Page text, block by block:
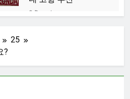
2 Days Ago
25
?